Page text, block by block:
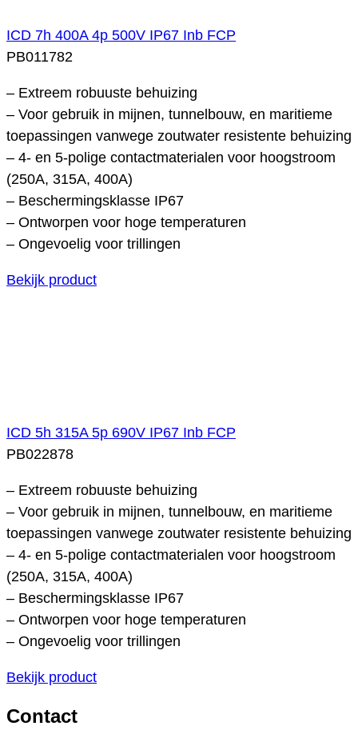
ICD 7h 400A 4p 500V IP67 Inb FCP
PB011782
– Extreem robuuste behuizing
– Voor gebruik in mijnen, tunnelbouw, en maritieme
toepassingen vanwege zoutwater resistente behuizing
– 4- en 5-polige contactmaterialen voor hoogstroom
(250A, 315A, 400A)
– Beschermingsklasse IP67
– Ontworpen voor hoge temperaturen
– Ongevoelig voor trillingen
Bekijk product
ICD 5h 315A 5p 690V IP67 Inb FCP
PB022878
– Extreem robuuste behuizing
– Voor gebruik in mijnen, tunnelbouw, en maritieme
toepassingen vanwege zoutwater resistente behuizing
– 4- en 5-polige contactmaterialen voor hoogstroom
(250A, 315A, 400A)
– Beschermingsklasse IP67
– Ontworpen voor hoge temperaturen
– Ongevoelig voor trillingen
Bekijk product
Contact